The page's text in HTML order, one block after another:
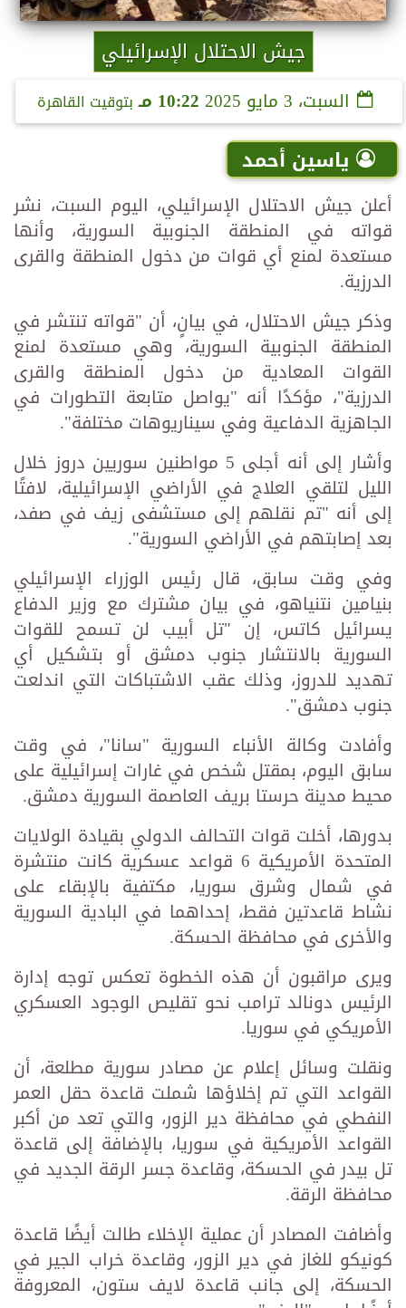
جيش الاحتلال الإسرائيلي
السبت، 3 مايو 2025 10:22 مـ بتوقيت القاهرة
ياسين أحمد
أعلن جيش الاحتلال الإسرائيلي، اليوم السبت، نشر
قواته في المنطقة الجنوبية السورية، وأنها
مستعدة لمنع أي قوات من دخول المنطقة والقرى
الدرزية.
وذكر جيش الاحتلال، في بيانٍ، أن "قواته تنتشر في
المنطقة الجنوبية السورية، وهي مستعدة لمنع
القوات المعادية من دخول المنطقة والقرى
الدرزية"، مؤكدًا أنه "يواصل متابعة التطورات في
الجاهزية الدفاعية وفي سيناريوهات مختلفة".
وأشار إلى أنه أجلى 5 مواطنين سوريين دروز خلال
الليل لتلقي العلاج في الأراضي الإسرائيلية، لافتًا
إلى أنه "تم نقلهم إلى مستشفى زيف في صفد،
بعد إصابتهم في الأراضي السورية".
وفي وقت سابق، قال رئيس الوزراء الإسرائيلي
بنيامين نتنياهو، في بيان مشترك مع وزير الدفاع
يسرائيل كاتس، إن "تل أبيب لن تسمح للقوات
السورية بالانتشار جنوب دمشق أو بتشكيل أي
تهديد للدروز، وذلك عقب الاشتباكات التي اندلعت
جنوب دمشق".
وأفادت وكالة الأنباء السورية "سانا"، في وقت
سابق اليوم، بمقتل شخص في غارات إسرائيلية على
محيط مدينة حرستا بريف العاصمة السورية دمشق.
بدورها، أخلت قوات التحالف الدولي بقيادة الولايات
المتحدة الأمريكية 6 قواعد عسكرية كانت منتشرة
في شمال وشرق سوريا، مكتفية بالإبقاء على
نشاط قاعدتين فقط، إحداهما في البادية السورية
والأخرى في محافظة الحسكة.
ويرى مراقبون أن هذه الخطوة تعكس توجه إدارة
الرئيس دونالد ترامب نحو تقليص الوجود العسكري
الأمريكي في سوريا.
ونقلت وسائل إعلام عن مصادر سورية مطلعة، أن
القواعد التي تم إخلاؤها شملت قاعدة حقل العمر
النفطي في محافظة دير الزور، والتي تعد من أكبر
القواعد الأمريكية في سوريا، بالإضافة إلى قاعدة
تل بيدر في الحسكة، وقاعدة جسر الرقة الجديد في
محافظة الرقة.
وأضافت المصادر أن عملية الإخلاء طالت أيضًا قاعدة
كونيكو للغاز في دير الزور، وقاعدة خراب الجير في
الحسكة، إلى جانب قاعدة لايف ستون، المعروفة